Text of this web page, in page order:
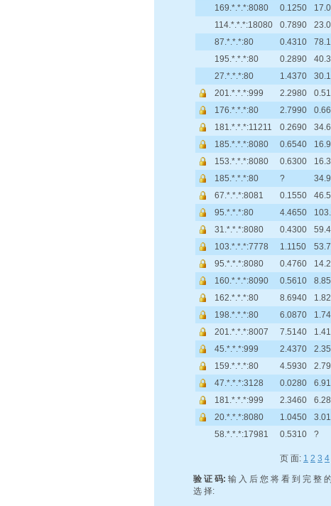
169.*.*.*:8080
0.1250
114.*.*.*:18080
0.7890
87.*.*.*:80
0.4310
195.*.*.*:80
0.2890
27.*.*.*:80
1.4370
201.*.*.*:999
2.2980 0.51
176.*.*.*:80
2.7990 0.66
181.*.*.*:11211
0.2690
185.*.*.*:8080
0.6540
153.*.*.*:8080
0.6300
185.*.*.*:80
?
67.*.*.*:8081
0.1550
95.*.*.*:80
4.4650
31.*.*.*:8080
0.4300
103.*.*.*:7778
1.1150
95.*.*.*:8080
0.4760
160.*.*.*:8090
0.5610 8.85
162.*.*.*:80
8.6940 1.82
198.*.*.*:80
6.0870 1.74
201.*.*.*:8007
7.5140 1.41
45.*.*.*:999
2.4370 2.35
159.*.*.*:80
4.5930 2.79
47.*.*.*:3128
0.0280 6.91
181.*.*.*:999
2.3460 6.28
20.*.*.*:8080
1.0450 3.01
58.*.*.*:17981
0.5310 ?
页 面: 1 2 3 4
验 证 码: 输 入 后 您 将 看 到 完 整
选 择: